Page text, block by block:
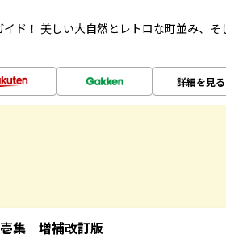
ド！ 美しい大自然とレトロな町並み、そ
詳細を見る
集 増補改訂版